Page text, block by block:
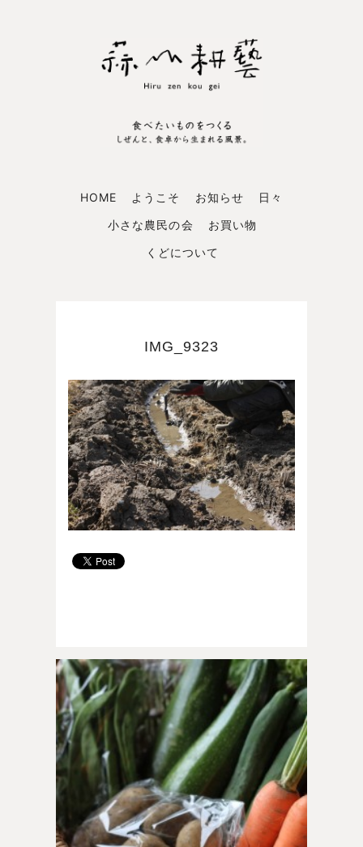
HOME ようこそ お知らせ
日々
小さな農民の会
お買い物
くどについて
IMG_9323